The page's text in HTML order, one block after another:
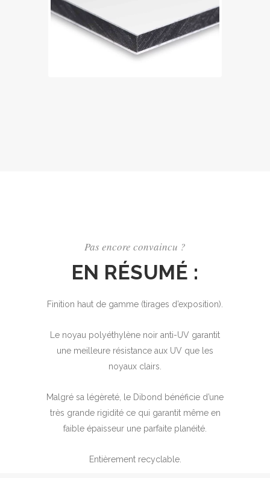
Pas encore convaincu ?
EN RÉSUMÉ :
Finition haut de gamme (tirages d’exposition).
Le noyau polyéthylène noir anti-UV garantit
une meilleure résistance aux UV que les
noyaux clairs.
Malgré sa légèreté, le Dibond bénéficie d’une
très grande rigidité ce qui garantit même en
faible épaisseur une parfaite planéité.
Entièrement recyclable.